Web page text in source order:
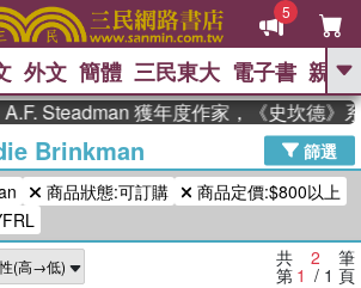
5
GO
熱搜： 東野圭吾 高希均教授回憶錄
、 The Odyssey 、 父親節 、 如果歷
史是一群喵 、 暑期推薦 、 國際布克
登輝時代 、 數學女孩：黎曼猜想 、
偉大的迷走神經
外文 簡體 三民東大 電子書 親子
Steadman 獲年度作家，《史坎德》
Brinkman
篩選
商品狀態:可訂購
商品定價:$800以上
共 2 筆
第 1 / 1 頁